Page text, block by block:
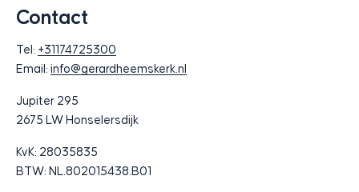
Contact
Tel: +31174725300
Email: info@gerardheemskerk.nl
Jupiter 295
2675 LW Honselersdijk
KvK: 28035835
BTW: NL.802015438.B01